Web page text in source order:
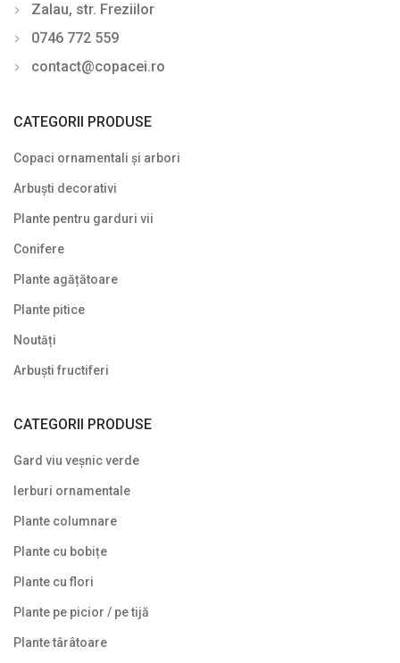
Zalau, str. Freziilor
0746 772 559
contact@copacei.ro
CATEGORII PRODUSE
Copaci ornamentali și arbori
Arbuști decorativi
Plante pentru garduri vii
Conifere
Plante agățătoare
Plante pitice
Noutăți
Arbuști fructiferi
CATEGORII PRODUSE
Gard viu veșnic verde
Ierburi ornamentale
Plante columnare
Plante cu bobițe
Plante cu flori
Plante pe picior / pe tijă
Plante târâtoare